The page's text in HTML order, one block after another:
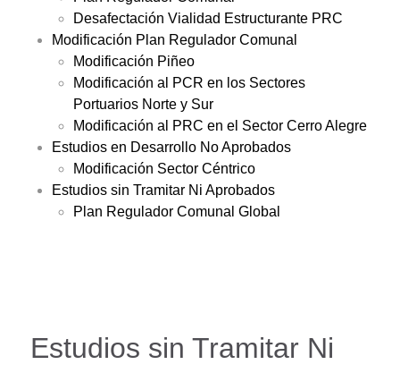
Desafectación Vialidad Estructurante PRC
Modificación Plan Regulador Comunal
Modificación Piñeo
Modificación al PCR en los Sectores
Portuarios Norte y Sur
Modificación al PRC en el Sector Cerro Alegre
Estudios en Desarrollo No Aprobados
Modificación Sector Céntrico
Estudios sin Tramitar Ni Aprobados
Plan Regulador Comunal Global
Estudios sin Tramitar Ni